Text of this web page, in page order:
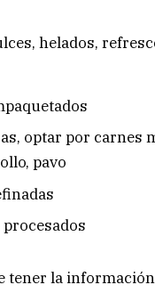
helados,
optar por carnes
pavo
tener la